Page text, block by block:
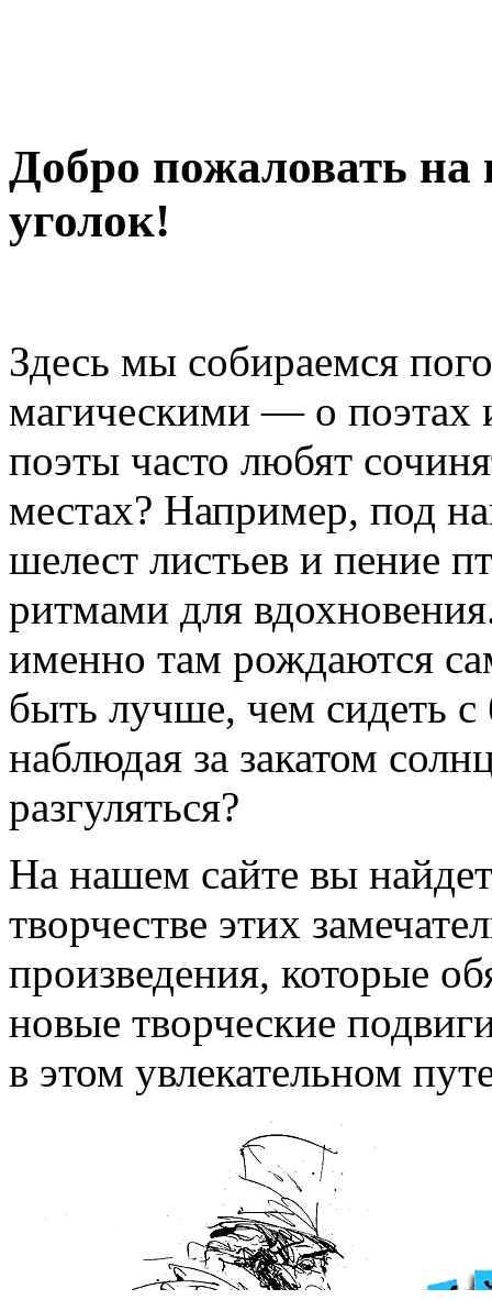
Добро пожаловать
уголок!
Здесь мы собираемся
магическими — о поэтах
поэты часто любят
местах? Например, под
шелест листьев и пение
ритмами для
именно там рождаются
быть лучше, чем сидеть
наблюдая за закатом
разгуляться?
На нашем сайте вы
творчестве этих
произведения, которые
новые творческие
в этом увлекательном